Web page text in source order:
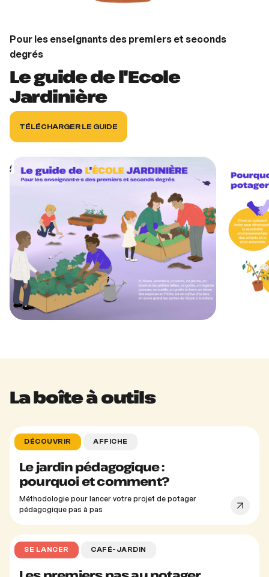
Pour les enseignants des premiers et seconds
degrés
Le guide de l'Ecole
Jardinière
TÉLÉCHARGER LE GUIDE
La boîte à outils
DÉCOUVRIR AFFICHE
Le jardin pédagogique :
pourquoi et comment?
Méthodologie pour lancer votre projet de potager
pédagogique pas à pas
SE LANCER CAFÉ-JARDIN